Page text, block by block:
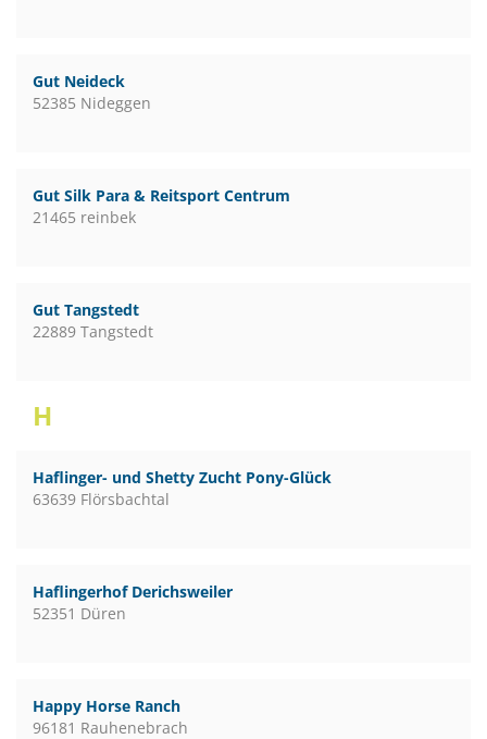
Gut Neideck
52385 Nideggen
Gut Silk Para & Reitsport Centrum
21465 reinbek
Gut Tangstedt
22889 Tangstedt
H
Haflinger- und Shetty Zucht Pony-Glück
63639 Flörsbachtal
Haflingerhof Derichsweiler
52351 Düren
Happy Horse Ranch
96181 Rauhenebrach